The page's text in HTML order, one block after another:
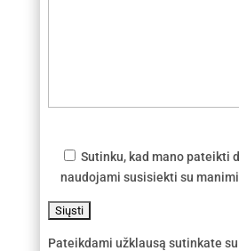
Sutinku, kad mano pateikti
naudojami susisiekti su
Pateikdami užklausą sutinkate